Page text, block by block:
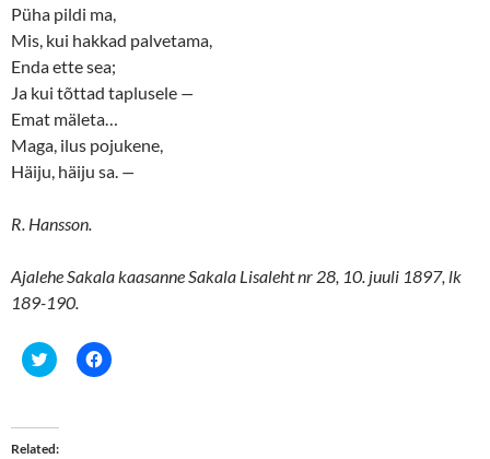
Püha pildi ma,
Mis, kui hakkad palvetama,
Enda ette sea;
Ja kui tõttad taplusele —
Emat mäleta…
Maga, ilus pojukene,
Häiju, häiju sa. —
R. Hansson.
Ajalehe Sakala kaasanne Sakala Lisaleht nr 28, 10. juuli 1897, lk
189-190.
C
l
t
o
C
l
Related